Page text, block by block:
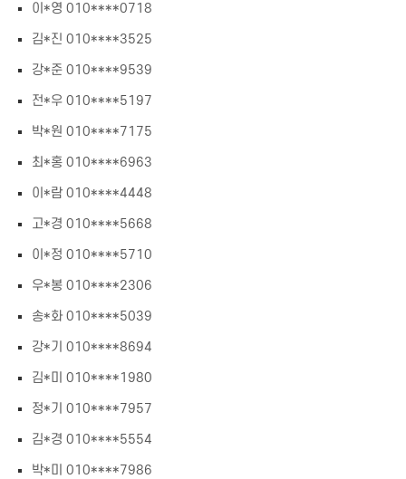
이*영 010****0718
김*진 010****3525
강*준 010****9539
전*우 010****5197
박*원 010****7175
최*홍 010****6963
이*람 010****4448
고*경 010****5668
이*정 010****5710
우*봉 010****2306
송*화 010****5039
강*기 010****8694
김*미 010****1980
정*기 010****7957
김*경 010****5554
박*미 010****7986